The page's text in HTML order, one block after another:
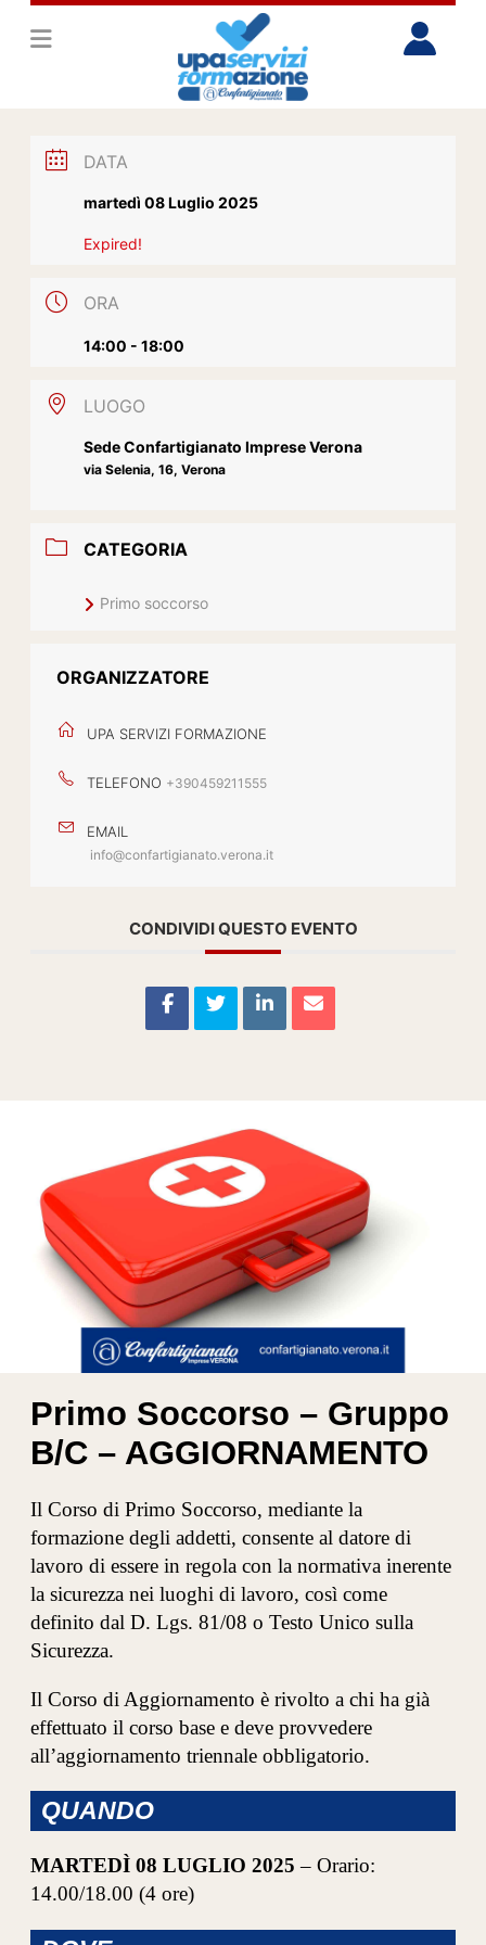
DATA
martedì 08 Luglio 2025
Expired!
ORA
14:00 - 18:00
LUOGO
Sede Confartigianato Imprese Verona
via Selenia, 16, Verona
CATEGORIA
Primo soccorso
ORGANIZZATORE
UPA SERVIZI FORMAZIONE
TELEFONO +390459211555
EMAIL
info@confartigianato.verona.it
CONDIVIDI QUESTO EVENTO
Primo Soccorso – Gruppo
B/C – AGGIORNAMENTO
Il Corso di Primo Soccorso, mediante la
formazione degli addetti, consente al datore di
lavoro di essere in regola con la normativa inerente
la sicurezza nei luoghi di lavoro, così come
definito dal D. Lgs. 81/08 o Testo Unico sulla
Sicurezza.
Il Corso di Aggiornamento è rivolto a chi ha già
effettuato il corso base e deve provvedere
all’aggiornamento triennale obbligatorio.
QUANDO
MARTEDÌ 08 LUGLIO 2025 – Orario:
14.00/18.00 (4 ore)